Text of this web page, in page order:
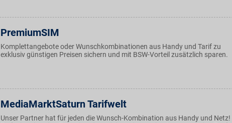
PremiumSIM
Komplettangebote oder Wunschkombinationen aus Handy und Tarif zu
exklusiv günstigen Preisen sichern und mit BSW-Vorteil zusätzlich sparen.
MediaMarktSaturn Tarifwelt
Unser Partner hat für jeden die Wunsch-Kombination aus Handy und Netz!